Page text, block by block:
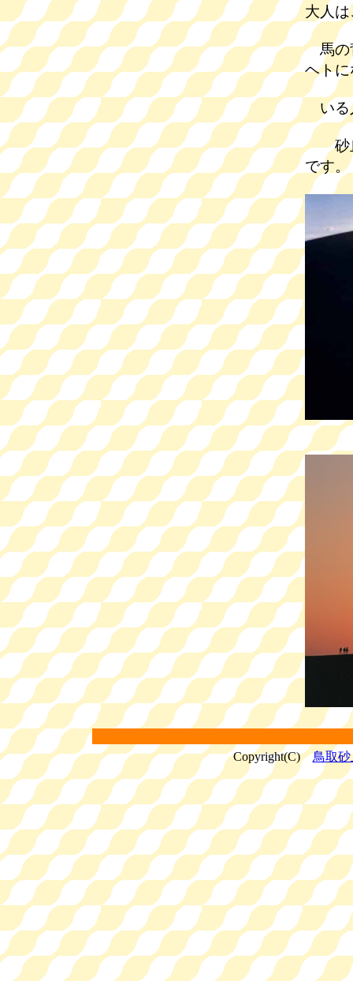
大人
馬の
ヘト
いる
砂丘
です。
Copyright(C)鳥取